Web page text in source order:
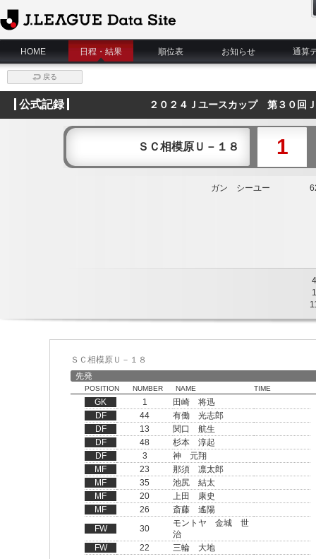
J.League Data Site
HOME
日程・結果 順位表 お知らせ 通算
戻る
公式記録 ２０２４Ｊユースカップ 第３０回
ＳＣ相模原Ｕ－１８ 1
ガン シーユー
4
1
ＳＣ相模原Ｕ－１８
先発
POSITION NUMBER NAME TIME
GK 1
田崎 将迅
DF
44
有働 光志郎
DF
13
関口 航生
DF
48
杉本 淳起
DF
3
神 元翔
MF
23
那須 凛太郎
MF
35
池尻 結太
MF
20
上田 康史
MF
26
斎藤 遙陽
FW
30
モントヤ 金城 世
治
FW
22
三輪 大地